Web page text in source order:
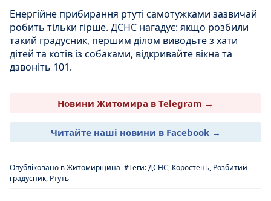
Енергійне прибирання ртуті самотужками зазвичай
робить тільки гірше. ДСНС нагадує: якщо розбили
такий градусник, першим ділом виводьте з хати
дітей та котів із собаками, відкривайте вікна та
дзвоніть 101.
Новини Житомира в Telegram →
Читайте наші новини в Facebook →
Опубліковано вЖитомирщина #Теги:ДСНС, Коростень, Розбитий
градусник, Ртуть